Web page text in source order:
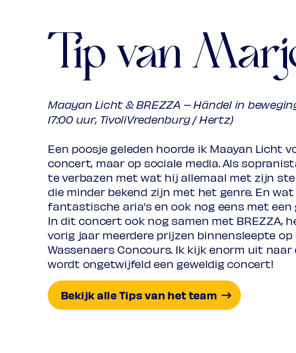
Air (uit: Theodora, akte 2, HWV 68, 1750)
Georg Friedrich Händel
disinganno, HWV 46a, 1707)
Sinfonia (uit: Agrippina, HWV 6, 1709)
Improvisatie
Prelude
Georg Friedrich Händel
The Soft Complaining Flute (uit: Ode for Saint
Courante (uit: Theodora)
Improvisatie
Pablo Gigosos
Jonas Krebs viool
Elias Conrad gitaar, theorbe
Teun Brakenklavecimbel
Tip van
Maayan Licht & BREZZA – Händel in
17:00 uur, TivoliVredenburg / Hertz)
Een poosje geleden hoorde ik Maayan Licht
concert, maar op sociale media. Als
te verbazen met wat hij allemaal met zijn
die minder bekend zijn met het genre. En
fantastische aria’s en ook nog eens met
In dit concert ook nog samen met BREZZA,
vorig jaar meerdere prijzen binnensleepte
Wassenaers Concours. Ik kijk enorm uit
wordt ongetwijfeld een geweldig concert!
Bekijk alle Tips van het team